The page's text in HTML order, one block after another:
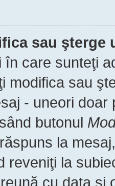
sau şterge
în care sunteţi
modifica sau
- uneori
butonul
la
reveniţi la
cu data şi